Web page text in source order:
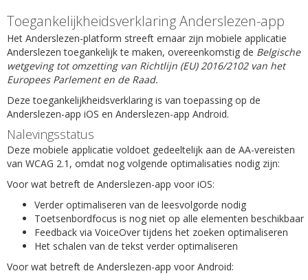
Toegankelijkheidsverklaring Anderslezen-app
Het Anderslezen-platform streeft ernaar zijn mobiele applicatie
Anderslezen toegankelijk te maken, overeenkomstig de Belgische
wetgeving tot omzetting van Richtlijn (EU) 2016/2102 van het
Europees Parlement en de Raad.
Deze toegankelijkheidsverklaring is van toepassing op de
Anderslezen-app iOS en Anderslezen-app Android.
Nalevingsstatus
Deze mobiele applicatie voldoet gedeeltelijk aan de AA-vereisten
van WCAG 2.1, omdat nog volgende optimalisaties nodig zijn:
Voor wat betreft de Anderslezen-app voor iOS:
Verder optimaliseren van de leesvolgorde nodig
Toetsenbordfocus is nog niet op alle elementen beschikbaar
Feedback via VoiceOver tijdens het zoeken optimaliseren
Het schalen van de tekst verder optimaliseren
Voor wat betreft de Anderslezen-app voor Android: